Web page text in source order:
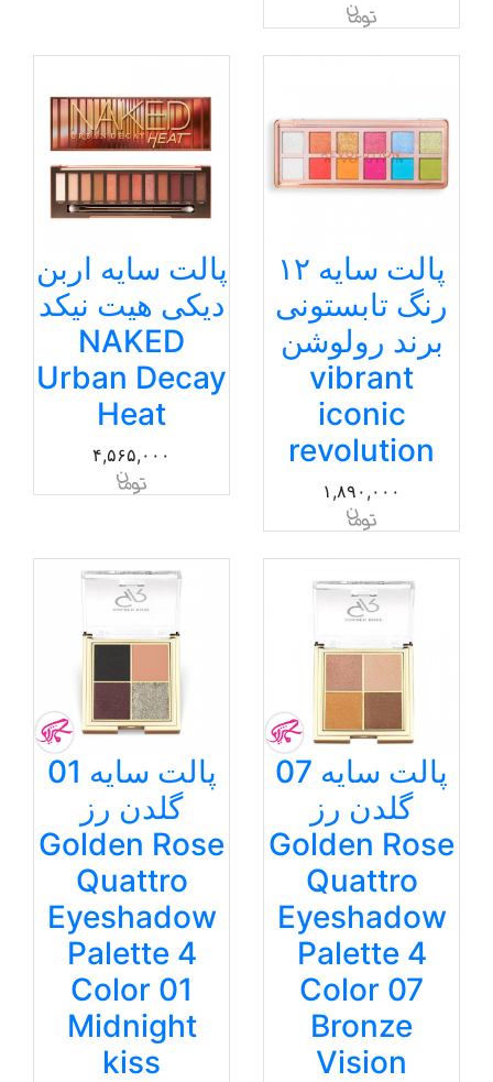
پالت سایه ۱۲
رنگ تابستونی
برند رولوشن
vibrant
iconic
revolution
۱,۸۹۰,۰۰۰
پالت سایه اربن
دیکی هیت نیکد
NAKED
Urban Decay
Heat
۴,۵۶۵,۰۰۰
پالت سایه 07
گلدن رز
Golden Rose
Quattro
Eyeshadow
Palette 4
Color 07
Bronze
Vision
پالت سایه 01
گلدن رز
Golden Rose
Quattro
Eyeshadow
Palette 4
Color 01
Midnight
kiss